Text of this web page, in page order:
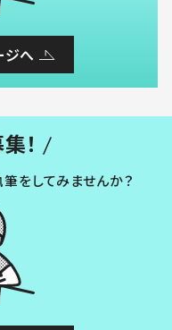
ジへ
！
をしてみませんか？